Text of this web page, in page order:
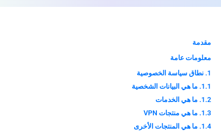
مقدمة
معلومات عامة
1. نطاق سياسة الخصوصية
1.1. ما هي البيانات الشخصية
1.2. ما هي الخدمات
1.3. ما هي منتجات VPN
1.4. ما هي المنتجات الأخرى